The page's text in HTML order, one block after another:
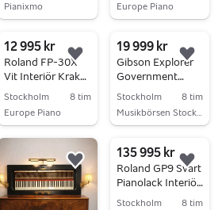
Pianixmo
Europe Piano
12 995 kr
Roland FP-30X
Vit Interiör Krakki
Pianopaket
Stockholm
8 tim
Europe Piano
Lägg till i favoriter.
19 999 kr
Gibson Explorer
Government
Series II - 2013
Stockholm
8 tim
Musikbörsen Stockholm
Lägg till i favoriter.
135 995 kr
Roland GP9 Svart
Pianolack Interiör
Krakki Pianopaket
Stockholm
8 tim